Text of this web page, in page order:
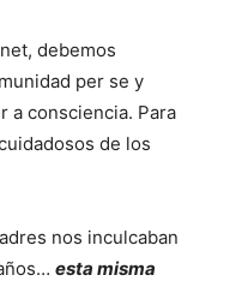
debemos
per se y
a consciencia. Para
de los
nos inculcaban
esta misma